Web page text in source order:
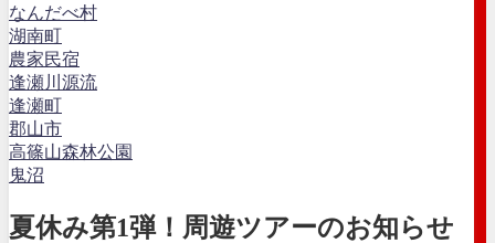
なんだべ村
湖南町
農家民宿
逢瀬川源流
逢瀬町
郡山市
高篠山森林公園
鬼沼
夏休み第1弾！周遊ツアーのお知らせ